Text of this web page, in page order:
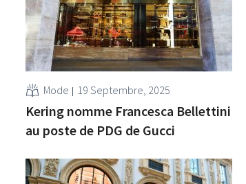
Mode 19 Septembre, 2025
Kering nomme Francesca Bellettini
au poste de PDG de Gucci